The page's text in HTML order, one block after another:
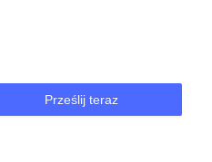
Prześlij teraz